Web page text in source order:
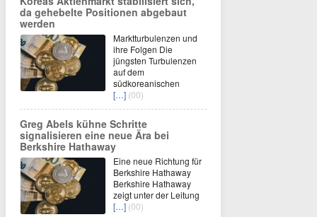
da gehebelte Positionen abgebaut
werden
Marktturbulenzen und
ihre Folgen Die
jüngsten Turbulenzen
auf dem
südkoreanischen
[…] (00)
Greg Abels kühne Schritte
signalisieren eine neue Ära bei
Berkshire Hathaway
Eine neue Richtung für
Berkshire Hathaway
Berkshire Hathaway
zeigt unter der Leitung
[…] (00)